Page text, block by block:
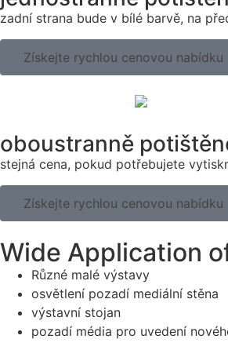
zadní strana bude v bílé barvě, na
Získejte rychlou cenovou nabídku
oboustranně
stejná cena, pokud potřebujete
Získejte rychlou cenovou nabídku
Wide Application
Různé malé výstavy
osvětlení pozadí mediální stěna
výstavní stojan
pozadí média pro uvedení